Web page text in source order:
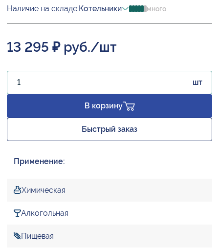
Наличие на складе:Котельники много
13 295 ₽ руб./шт
шт
В корзину
Быстрый заказ
Применение:
Химическая
Алкогольная
Пищевая